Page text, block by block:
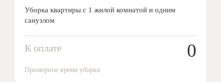
Уборка квартиры с 1 жилой комнатой и одним
санузлом
К оплате 0
Примерное время уборки